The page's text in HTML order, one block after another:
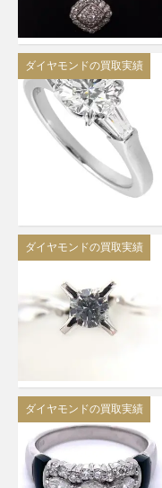
ダイヤモンドの買取実績
ダイヤモンドの買取実績
ダイヤモンドの買取実績